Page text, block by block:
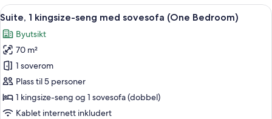
kingsize-
Åpne
alle
bildene
av
Suite,
1
kingsize-
seng
Italienske Frette-laken, sengetøy av
4
Suite, 1 kingsize-seng med sovesofa (One Bedroom)
Byutsikt
70 m²
1 soverom
Plass til 5 personer
1 kingsize-seng og 1 sovesofa (dobbel)
Kablet internett inkludert